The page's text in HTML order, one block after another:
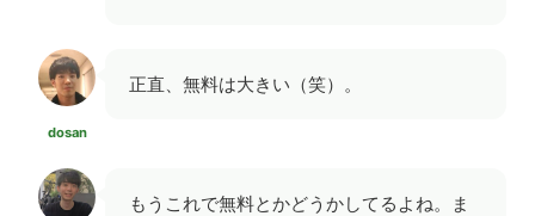
dosan
正直、無料は大きい（笑）。
もうこれで無料とかどうかしてるよね。ま